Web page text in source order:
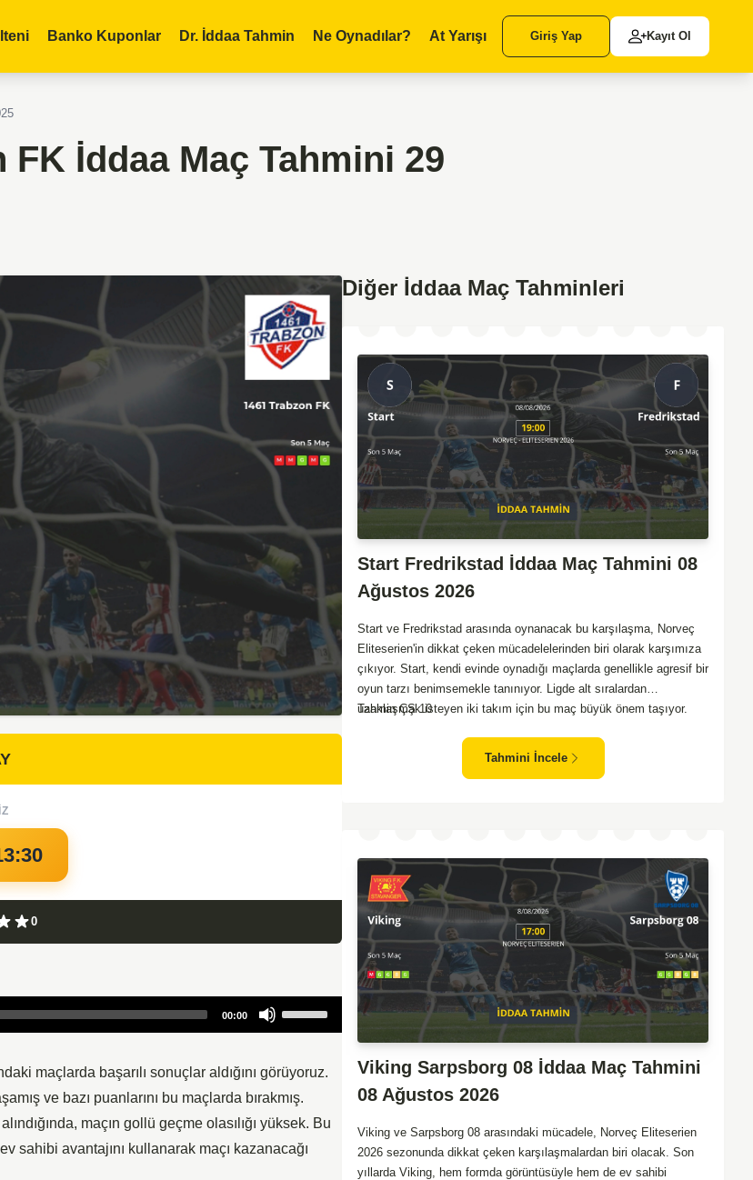
Banko Kuponlar Dr. İddaa Tahmin Ne Oynadılar? At Yarışı Giriş Yap Kayıt Ol
FK İddaa Maç Tahmini 29
0
00:00
keys
to
increase
decrease
maçlarda başarılı sonuçlar aldığını görüyoruz.
ve bazı puanlarını bu maçlarda bırakmış.
maçın gollü geçme olasılığı yüksek. Bu
sahibi avantajını kullanarak maçı kazanacağı
Diğer İddaa Maç Tahminleri
Start Fredrikstad İddaa Maç Tahmini 08
Ağustos 2026
Start ve Fredrikstad arasında oynanacak bu karşılaşma, Norveç
Eliteserien'in dikkat çeken mücadelelerinden biri olarak karşımıza
çıkıyor. Start, kendi evinde oynadığı maçlarda genellikle agresif bir
oyun tarzı benimsemekle tanınıyor. Ligde alt sıralardan
uzaklaşmak isteyen iki takım için bu maç büyük önem taşıyor.
biliniyor. Bu durum, ev sahibi Start'a karşı mücadelede zorluk
çıkartabilir. Maçın temposunun yüksek olacağını ve her iki takımın
Tahmin ÇŞ 10
Tahmini İncele
Viking Sarpsborg 08 İddaa Maç Tahmini
08 Ağustos 2026
Viking ve Sarpsborg 08 arasındaki mücadele, Norveç Eliteserien
2026 sezonunda dikkat çeken karşılaşmalardan biri olacak. Son
yıllarda Viking, hem formda görüntüsüyle hem de ev sahibi